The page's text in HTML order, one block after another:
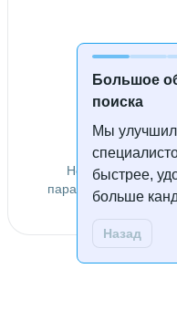
Большое
поиска
Мы
быстрее,
больше
Назад
Не удалось
параметрам.